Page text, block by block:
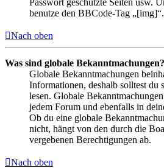
benutze den BBCode-Tag „[img]“.
Nach oben
Was sind globale Bekanntmachungen?
Globale Bekanntmachungen
Informationen, deshalb solltest du
lesen. Globale
jedem Forum und ebenfalls in
Ob du eine globale
nicht, hängt von den durch die
vergebenen Berechtigungen ab.
Nach oben